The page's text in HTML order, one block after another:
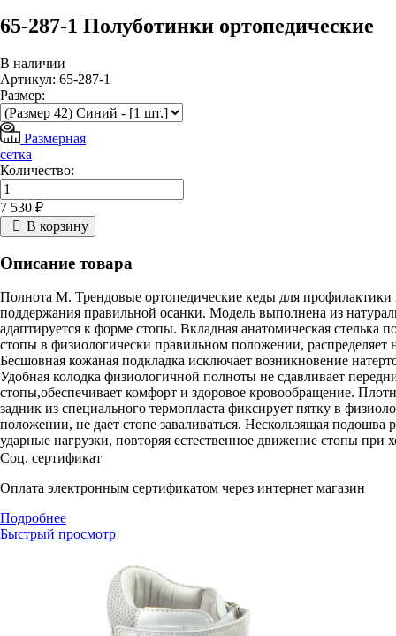
65-287-1 Полуботинки ортопедические
В наличии
Артикул: 65-287-1
Размер:
Размерная
сетка
Количество:
7 530 ₽
В корзину
Описание товара
Полнота М. Трендовые ортопедические кеды для профилактики
поддержания правильной осанки. Модель выполнена из
адаптируется к форме стопы. Вкладная анатомическая стелька
стопы в физиологически правильном положении, распределяет
Бесшовная кожаная подкладка исключает возникновение
Удобная колодка физиологичной полноты не сдавливает
стопы,обеспечивает комфорт и здоровое кровообращение.
задник из специального термопласта фиксирует пятку в
положении, не дает стопе заваливаться. Нескользящая подошва
ударные нагрузки, повторяя естественное движение стопы при
Соц. сертификат
Оплата электронным сертификатом через интернет магазин
Подробнее
Быстрый просмотр